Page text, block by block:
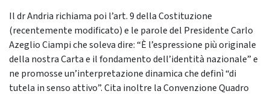
Il dr Andria richiama poi l’art. 9 della Costituzione
(recentemente modificato) e le parole del Presidente Carlo
Azeglio Ciampi che soleva dire: “È l’espressione più originale
della nostra Carta e il fondamento dell’identità nazionale” e
ne promosse un’interpretazione dinamica che definì “di
tutela in senso attivo”. Cita inoltre la Convenzione Quadro